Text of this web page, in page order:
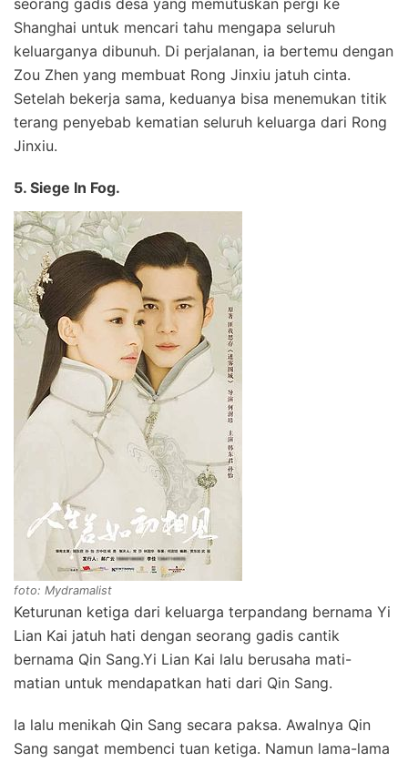
seorang gadis desa yang memutuskan pergi ke
Shanghai untuk mencari tahu mengapa seluruh
keluarganya dibunuh. Di perjalanan, ia bertemu dengan
Zou Zhen yang membuat Rong Jinxiu jatuh cinta.
Setelah bekerja sama, keduanya bisa menemukan titik
terang penyebab kematian seluruh keluarga dari Rong
Jinxiu.
5. Siege In Fog.
foto: Mydramalist
Keturunan ketiga dari keluarga terpandang bernama Yi
Lian Kai jatuh hati dengan seorang gadis cantik
bernama Qin Sang.Yi Lian Kai lalu berusaha mati-
matian untuk mendapatkan hati dari Qin Sang.
Ia lalu menikah Qin Sang secara paksa. Awalnya Qin
Sang sangat membenci tuan ketiga. Namun lama-lama